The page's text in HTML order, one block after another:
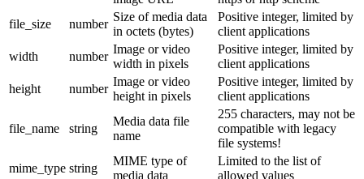
file_size
number
Size of media data
in octets (bytes)
Positive integer, limited by
client applications
width
number
Image or video
width in pixels
Positive integer, limited by
client applications
height
number
Image or video
height in pixels
Positive integer, limited by
client applications
file_name string
Media data file
name
255 characters, may not be
compatible with legacy
file systems!
mime_type string
MIME type of
media data
Limited to the list of
allowed values